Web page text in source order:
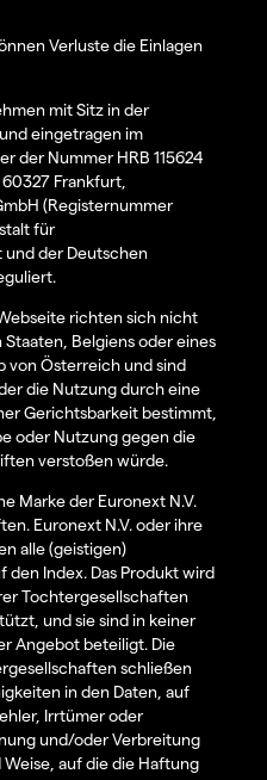
Verluste die Einlagen
mit Sitz in der
eingetragen im
der Nummer HRB 115624
Frankfurt,
(Registernummer
für
der Deutschen
richten sich nicht
Belgiens oder eines
von Österreich und sind
die Nutzung durch eine
Gerichtsbarkeit bestimmt,
oder Nutzung gegen die
verstoßen würde.
Marke der Euronext N.V.
Euronext N.V. oder ihre
alle (geistigen)
den Index. Das Produkt wird
Tochtergesellschaften
und sie sind in keiner
Angebot beteiligt. Die
schließen
in den Daten, auf
Irrtümer oder
und/oder Verbreitung
auf die die Haftung